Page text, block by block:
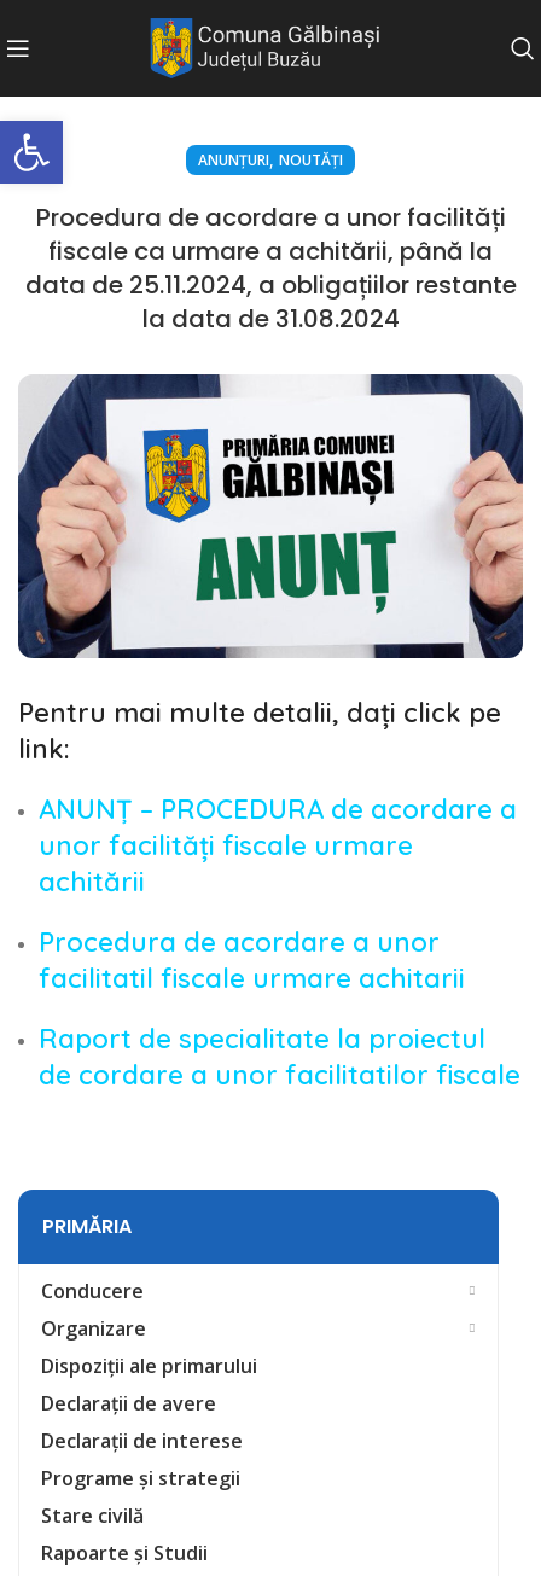
Deschide bara de unelte
ANUNȚURI, NOUTĂȚI
Procedura de acordare a unor facilități
fiscale ca urmare a achitării, până la
data de 25.11.2024, a obligațiilor restante
la data de 31.08.2024
Pentru mai multe detalii, dați click pe
link:
ANUNȚ – PROCEDURA de acordare a
unor facilități fiscale urmare
achitării
Procedura de acordare a unor
facilitatil fiscale urmare achitarii
Raport de specialitate la proiectul
de cordare a unor facilitatilor fiscale
PRIMĂRIA
Conducere
Organizare
Dispoziții ale primarului
Declarații de avere
Declarații de interese
Programe și strategii
Stare civilă
Rapoarte și Studii